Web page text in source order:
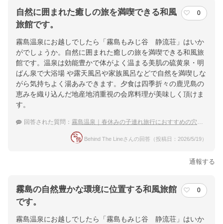
鹿児島空港より車で約30分！ＪＲ日豊本線 霧島神宮駅よりバス
で２５分、またはお車で２０分
提供：楽天トラベル
楽天トラベルで
自然に囲まれた癒しの旅を満喫できる和風
旅館です。
0
霧島温泉にお越しでしたら「霧島もみじ谷 静流荘」はいか
がでしょうか。自然に囲まれた癒しの旅を満喫できる和風旅
館です。温泉は効能豊かで体がよく温まる美肌の硫黄泉・明
ばん泉で大浴場 や露天風呂や家族風呂などで自然を満喫しな
がら気持ちよく湯あみできます。夕食は四季折々の鹿児島の
恵みを織り込んだ地産地消重視の会席料理が美味しく頂けま
す。
回答された質問： 霧島温泉｜春休みの子連れ旅行におすすめの穴場な宿は？
Behind The Lineさんの回答（投稿日：2026/5/19）
通報する
霧島の自然豊かな環境に位置する和風旅館
です。
0
霧島温泉にお越しでしたら「霧島もみじ谷 静流荘」はいか